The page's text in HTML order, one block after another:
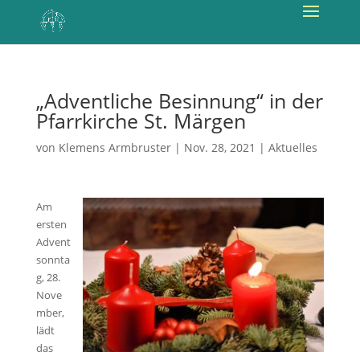
„Adventliche Besinnung“ in der
Pfarrkirche St. Märgen
von Klemens Armbruster| Nov. 28, 2021 | Aktuelles
Am
ersten
Advent
sonnta
g, 28.
Nove
mber,
lädt
das